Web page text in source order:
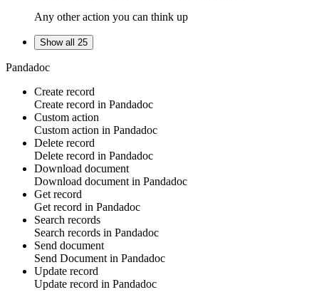
Any other action you can think up
Show all 25
Pandadoc
Create record
Create record in Pandadoc
Custom action
Custom action in Pandadoc
Delete record
Delete record in Pandadoc
Download document
Download document in Pandadoc
Get record
Get record in Pandadoc
Search records
Search records in Pandadoc
Send document
Send Document in Pandadoc
Update record
Update record in Pandadoc